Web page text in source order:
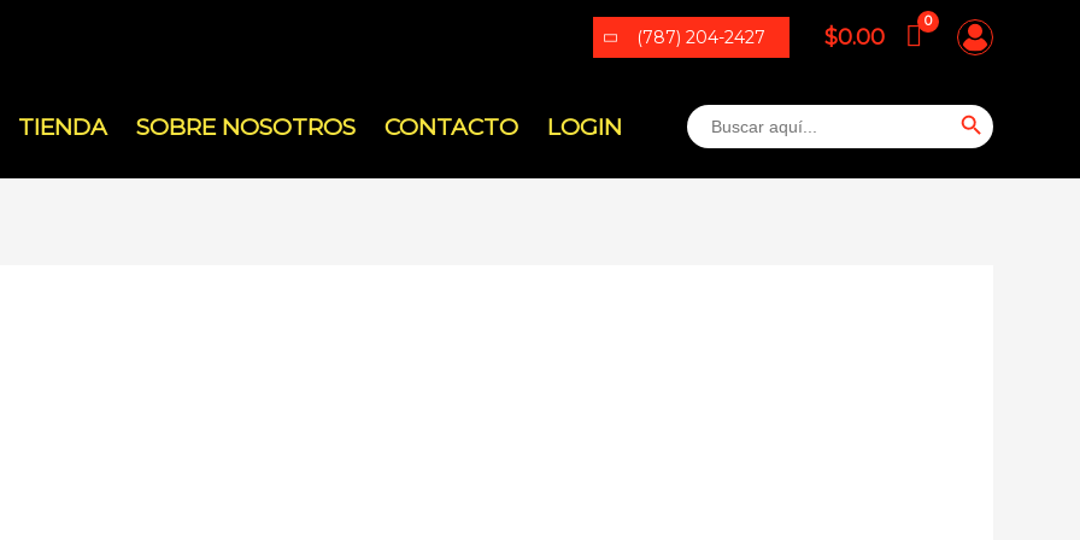
(787) 204-2427 $0.00
TIENDA SOBRE NOSOTROS CONTACTO LOGIN Buscar: BOTÓN DE BÚSQUEDA